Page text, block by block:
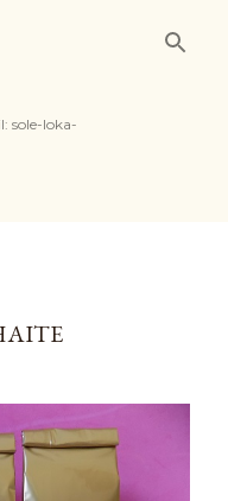
sole-loka-